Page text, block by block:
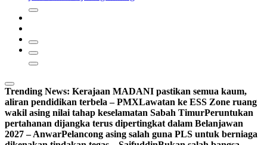
Trending News: Kerajaan MADANI pastikan semua kaum,
aliran pendidikan terbela – PMXLawatan ke ESS Zone ruang
wakil asing nilai tahap keselamatan Sabah TimurPeruntukan
pertahanan dijangka terus dipertingkat dalam Belanjawan
2027 – AnwarPelancong asing salah guna PLS untuk berniaga